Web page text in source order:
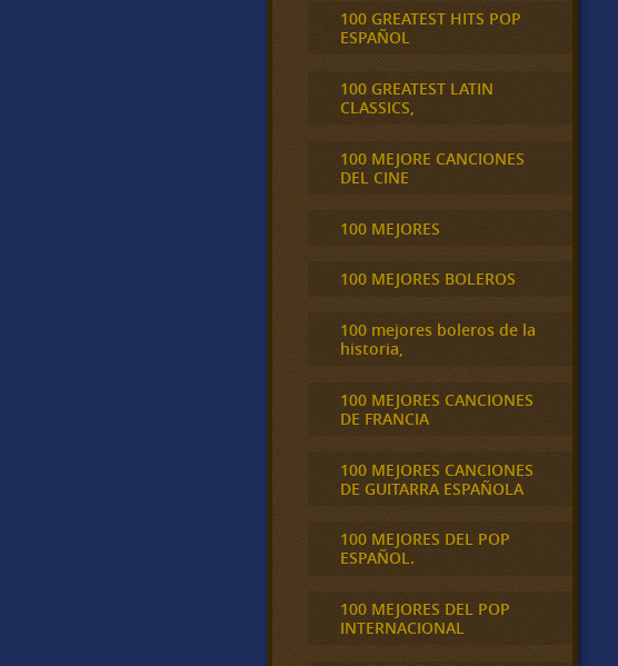
100 GREATEST HITS POP
ESPAÑOL
100 GREATEST LATIN
CLASSICS,
100 MEJORE CANCIONES
DEL CINE
100 MEJORES
100 MEJORES BOLEROS
100 mejores boleros de la
historia,
100 MEJORES CANCIONES
DE FRANCIA
100 MEJORES CANCIONES
DE GUITARRA ESPAÑOLA
100 MEJORES DEL POP
ESPAÑOL.
100 MEJORES DEL POP
INTERNACIONAL